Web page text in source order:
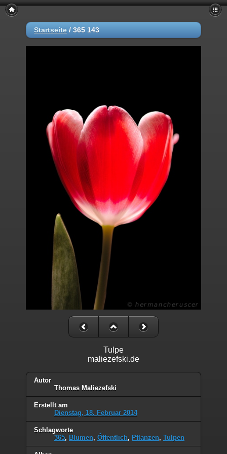
Startseite / 365 143
Tulpe
maliezefski.de
Autor
Thomas Maliezefski
Erstellt am
Dienstag, 18. Februar 2014
Schlagworte
365, Blumen, Öffentlich, Pflanzen, Tulpen